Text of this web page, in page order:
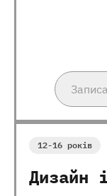
12-16 років
Дизайн